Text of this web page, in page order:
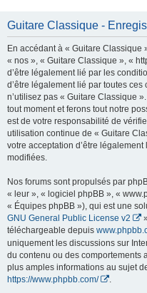
Guitare Classique -
En accédant à « Guitare
« nos », « Guitare Classique », «
d’être légalement lié par les
d’être légalement lié par toutes
n’utilisez pas « Guitare Classique
tout moment et ferons tout notre
est de votre responsabilité de
utilisation continue de « Guitare
votre acceptation d’être
modifiées.
Nos forums sont propulsés par
« leur », « logiciel phpBB », «
« Équipes phpBB »), qui est une
GNU General Public License v2
téléchargeable depuis
uniquement les discussions sur
du contenu ou des comportements
plus amples informations au sujet
https://www.phpbb.com/